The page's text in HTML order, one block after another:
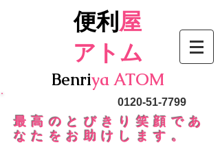
便利 屋
アトム
Benriya ATOM
最高のとびきり笑顔であ
なたをお助けします。
0120-51-7799